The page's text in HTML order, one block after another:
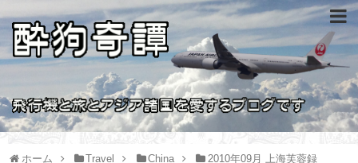
ホーム Travel China 2010年09月 上海芙蓉録